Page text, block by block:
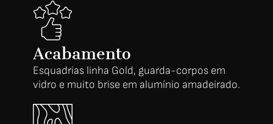
Acabamento
Esquadrias linha Gold, guarda-corpos em
vidro e muito brise em alumínio amadeirado.